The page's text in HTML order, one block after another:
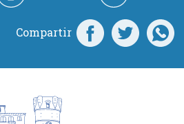
Compartir